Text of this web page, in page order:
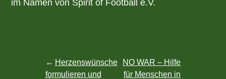
im Namen von Spirit of Football e.V.
Beitragsnavigation
Herzenswünsche
formulieren und
NO WAR – Hilfe
für Menschen in